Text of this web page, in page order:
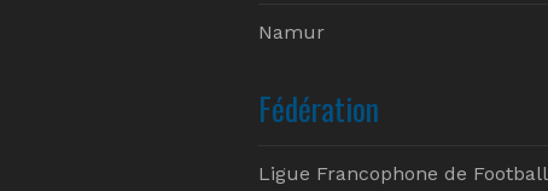
Namur
Fédération
Ligue Francophone de Football